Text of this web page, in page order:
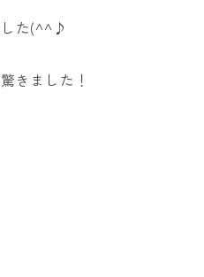
した(^^♪
きました！